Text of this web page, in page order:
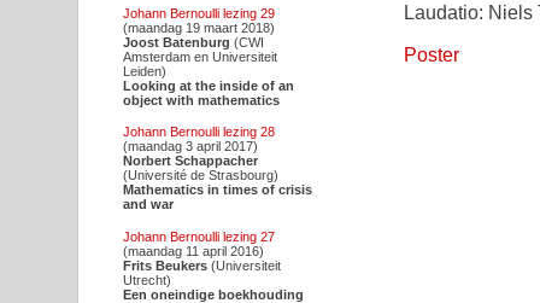
Johann Bernoulli lezing 29
(maandag 19 maart 2018)
Joost Batenburg (CWI
Amsterdam en Universiteit
Leiden)
Looking at the inside of an
object with mathematics
Johann Bernoulli lezing 28
(maandag 3 april 2017)
Norbert Schappacher
(Université de Strasbourg)
Mathematics in times of crisis
and war
Johann Bernoulli lezing 27
(maandag 11 april 2016)
Frits Beukers(Universiteit
Utrecht)
Een oneindige boekhouding
Laudatio: Niels
Poster